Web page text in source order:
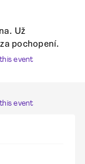
Už
pochopení.
event
event